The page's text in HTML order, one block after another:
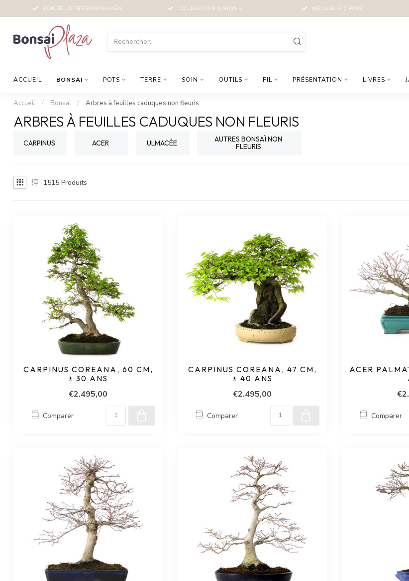
CONSEILS PERSONNALISÉS COLLECTION UNIQUE MEILLEUR CHOIX
ACCUEIL BONSAI POTS TERRE SOIN OUTILS FIL PRÉSENTATION LIVRES
Accueil / Bonsai / Arbres à feuilles caduques non fleuris
ARBRES À FEUILLES CADUQUES NON FLEURIS
CARPINUS ACER ULMACÉE
AUTRES BONSAÏ NON
FLEURIS
1515 Produits
CARPINUS COREANA, 60 CM,
± 30 ANS
€2.495,00
Comparer
CARPINUS COREANA, 47 CM,
± 40 ANS
€2.495,00
Comparer
ACER
Comparer